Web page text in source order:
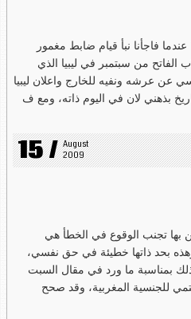
كنت في لندن أواخر صيف 1969 عندما فاجأنا نبأ قيام ضابط مغمور
الفاتح من سبتمبر في ليبيا الذي
عن عرشه ونفيه للخارج واعلان ليبيا
بذهني لان في اليوم ذاته، ومع ف
15 / August
2009
بها تجنب الوقوع في الخطأ هي
بحد ذاتها خطيئة في حق نفسي،
بمناسبة ما ورد في مقال السبت
للجنسية المغربية، وقد صحح